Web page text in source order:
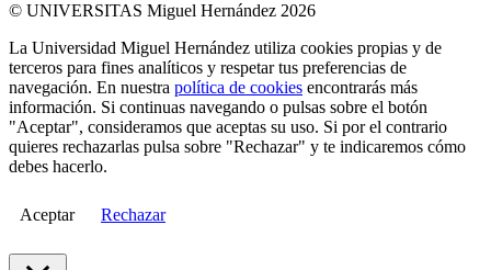
© UNIVERSITAS Miguel Hernández 2026
La Universidad Miguel Hernández utiliza cookies propias y de
terceros para fines analíticos y respetar tus preferencias de
navegación. En nuestra política de cookies encontrarás más
información. Si continuas navegando o pulsas sobre el botón
"Aceptar", consideramos que aceptas su uso. Si por el contrario
quieres rechazarlas pulsa sobre "Rechazar" y te indicaremos cómo
debes hacerlo.
Aceptar Rechazar